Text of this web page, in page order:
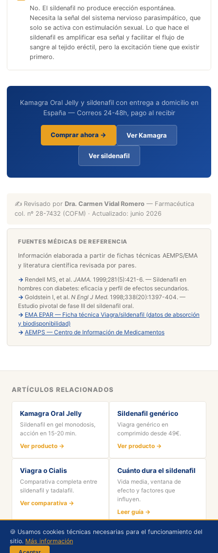
No. El sildenafil no produce erección espontánea.
Necesita la señal del sistema nervioso parasimpático, que
solo se activa con estimulación sexual. Lo que hace el
sildenafil es amplificar esa señal y facilitar el flujo de
sangre al tejido eréctil, pero la excitación tiene que existir
primero.
Kamagra Oral Jelly y sildenafil con entrega a domicilio en
España — Correos 24-48h, pago al recibir
Comprar ahora → Ver Kamagra
Ver sildenafil
✍️ Revisado por Dra. Carmen Vidal Romero — Farmacéutica
col. nº 28-7432 (COFM) · Actualizado: junio 2026
FUENTES MÉDICAS DE REFERENCIA
Información elaborada a partir de fichas técnicas AEMPS/EMA
y literatura científica revisada por pares.
→ Rendell MS, et al. JAMA. 1999;281(5):421-6. — Sildenafil en
hombres con diabetes: eficacia y perfil de efectos secundarios.
→ Goldstein I, et al. N Engl J Med. 1998;338(20):1397-404. —
Estudio pivotal de fase III del sildenafil oral.
→ EMA EPAR — Ficha técnica Viagra/sildenafil (datos de absorción
y biodisponibilidad)
→ AEMPS — Centro de Información de Medicamentos
ARTÍCULOS RELACIONADOS
Kamagra Oral Jelly
Sildenafil en gel monodosis,
acción en 15-20 min.
Ver producto →
Sildenafil genérico
Viagra genérico en
comprimido desde 49€.
Ver producto →
Viagra o Cialis
Comparativa completa entre
sildenafil y tadalafil.
Ver comparativa →
Cuánto dura el sildenafil
Vida media, ventana de
efecto y factores que
influyen.
Leer guía →
🍪 Usamos cookies técnicas necesarias para el funcionamiento del
sitio. Más información